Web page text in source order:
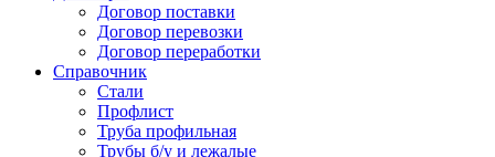
Договор поставки
Договор перевозки
Договор переработки
Справочник
Стали
Профлист
Труба профильная
Трубы б/у и лежалые